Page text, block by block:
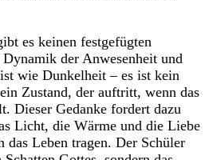
es keinen festgefügten
Dynamik der Anwesenheit und
wie Dunkelheit – es ist kein
Zustand, der auftritt, wenn das
Dieser Gedanke fordert dazu
Licht, die Wärme und die Liebe
das Leben tragen. Der Schüler